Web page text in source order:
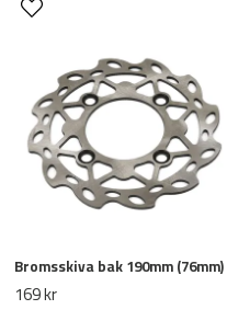
Bromsskiva bak 190mm (76mm)
169 kr